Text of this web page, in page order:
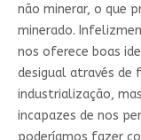
não minerar, o que
minerado.
nos oferece boas
desigual através de
industrialização,
incapazes de nos
poderíamos fazer